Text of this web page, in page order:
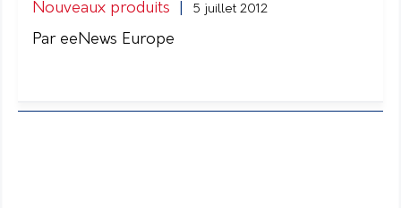
Nouveaux produits 5 juillet 2012
Par eeNews Europe